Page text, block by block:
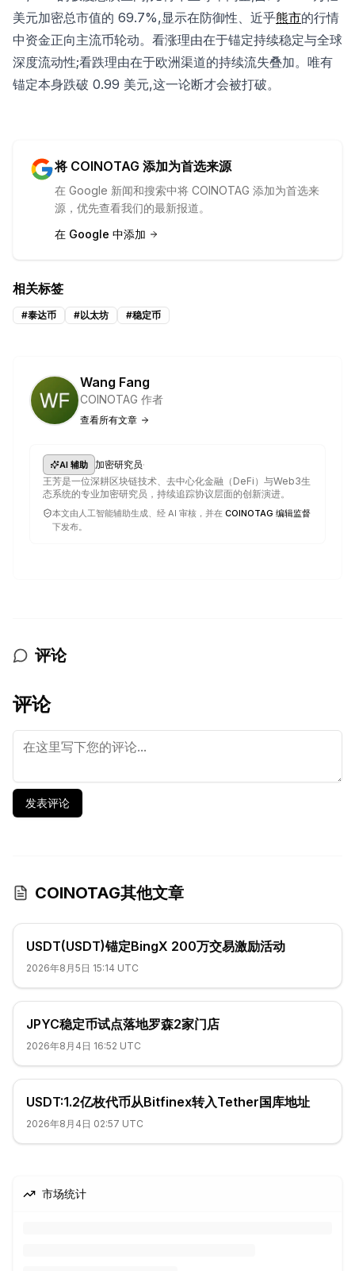
美元加密总市值的 69.7%,显示在防御性、近乎熊市的行情
中资金正向主流币轮动。看涨理由在于锚定持续稳定与全球
深度流动性;看跌理由在于欧洲渠道的持续流失叠加。唯有
锚定本身跌破 0.99 美元,这一论断才会被打破。
将 COINOTAG 添加为首选来源
在 Google 新闻和搜索中将 COINOTAG 添加为首选来
源，优先查看我们的最新报道。
在 Google 中添加
相关标签
#泰达币 #以太坊 #稳定币
Wang Fang
COINOTAG 作者
查看所有文章
AI 辅助 加密研究员·
王芳是一位深耕区块链技术、去中心化金融（DeFi）与Web3生
态系统的专业加密研究员，持续追踪协议层面的创新演进。
本文由人工智能辅助生成、经 AI 审核，并在 COINOTAG 编辑监督
下发布。
评论
评论
发表评论
COINOTAG其他文章
USDT(USDT)锚定BingX 200万交易激励活动
2026年8月5日 15:14 UTC
JPYC稳定币试点落地罗森2家门店
2026年8月4日 16:52 UTC
USDT:1.2亿枚代币从Bitfinex转入Tether国库地址
2026年8月4日 02:57 UTC
市场统计